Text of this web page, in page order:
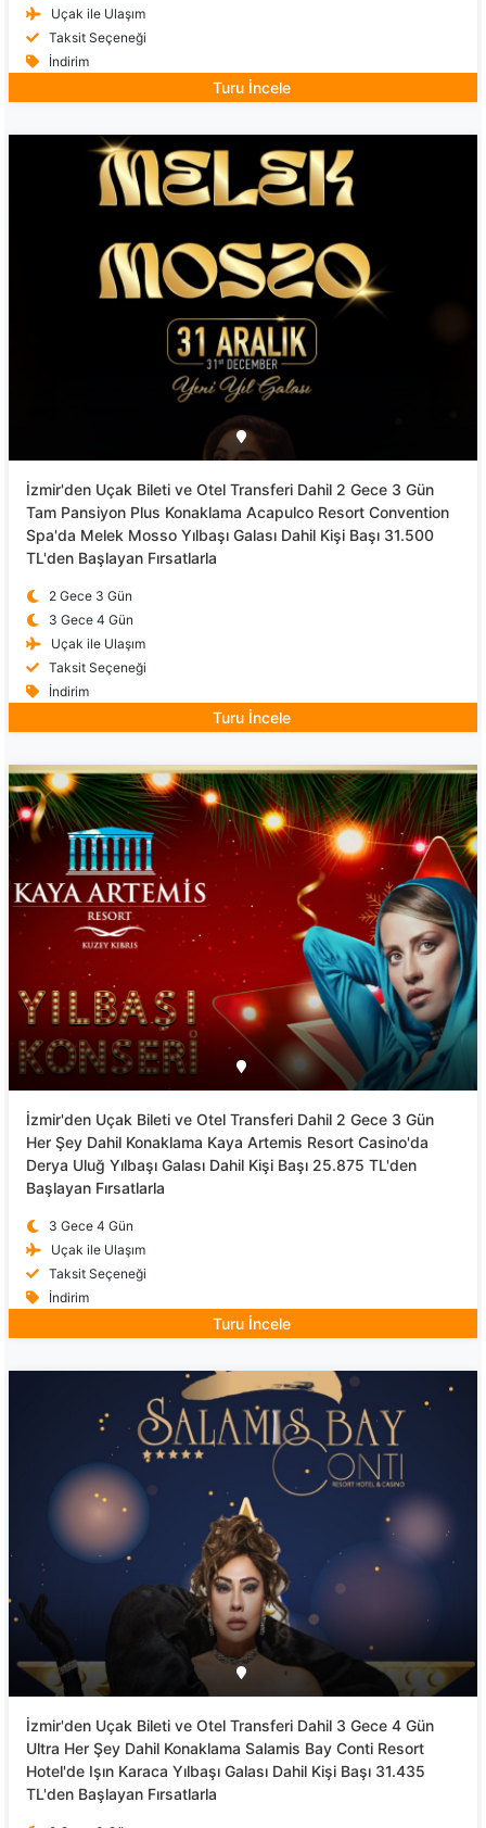
Uçak ile Ulaşım
Taksit Seçeneği
İndirim
Turu İncele
İzmir'den Uçak Bileti ve Otel Transferi Dahil 2 Gece 3 Gün
Tam Pansiyon Plus Konaklama Acapulco Resort Convention
Spa'da Melek Mosso Yılbaşı Galası Dahil Kişi Başı 31.500
TL'den Başlayan Fırsatlarla
2 Gece 3 Gün
3 Gece 4 Gün
Uçak ile Ulaşım
Taksit Seçeneği
İndirim
Turu İncele
İzmir'den Uçak Bileti ve Otel Transferi Dahil 2 Gece 3 Gün
Her Şey Dahil Konaklama Kaya Artemis Resort Casino'da
Derya Uluğ Yılbaşı Galası Dahil Kişi Başı 25.875 TL'den
Başlayan Fırsatlarla
3 Gece 4 Gün
Uçak ile Ulaşım
Taksit Seçeneği
İndirim
Turu İncele
İzmir'den Uçak Bileti ve Otel Transferi Dahil 3 Gece 4 Gün
Ultra Her Şey Dahil Konaklama Salamis Bay Conti Resort
Hotel'de Işın Karaca Yılbaşı Galası Dahil Kişi Başı 31.435
TL'den Başlayan Fırsatlarla